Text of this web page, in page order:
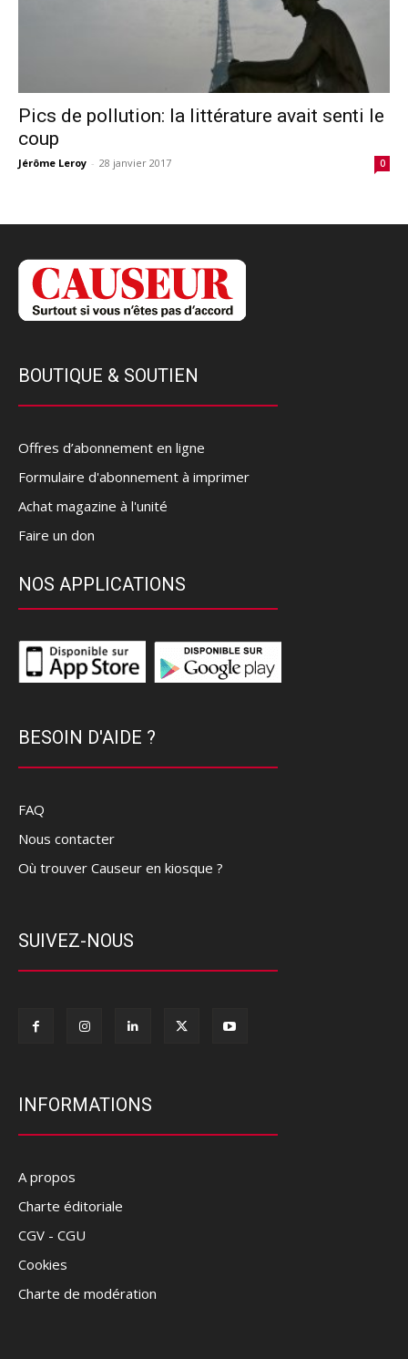
Pics de pollution: la littérature avait senti le
coup
Jérôme Leroy - 28 janvier 2017 0
BOUTIQUE & SOUTIEN
Offres d’abonnement en ligne
Formulaire d'abonnement à imprimer
Achat magazine à l'unité
Faire un don
NOS APPLICATIONS
BESOIN D'AIDE ?
FAQ
Nous contacter
Où trouver Causeur en kiosque ?
SUIVEZ-NOUS
INFORMATIONS
A propos
Charte éditoriale
CGV - CGU
Cookies
Charte de modération